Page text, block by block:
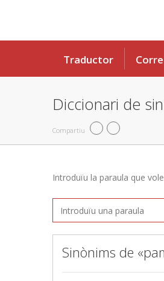
Traductor
Diccionari de
Compartiu
Introduïu la paraula que
Sinònims de